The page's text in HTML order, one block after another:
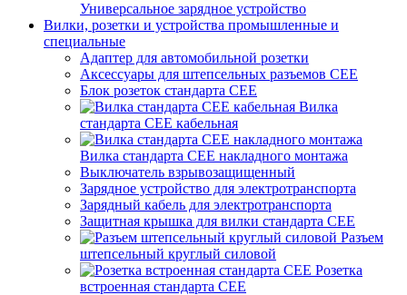
Универсальное зарядное устройство
Вилки, розетки и устройства промышленные и
специальные
Адаптер для автомобильной розетки
Аксессуары для штепсельных разъемов CEE
Блок розеток стандарта CEE
Вилка
стандарта CEE кабельная
Вилка стандарта CEE накладного монтажа
Выключатель взрывозащищенный
Зарядное устройство для электротранспорта
Зарядный кабель для электротранспорта
Защитная крышка для вилки стандарта CEE
Разъем
штепсельный круглый силовой
Розетка
встроенная стандарта CEE